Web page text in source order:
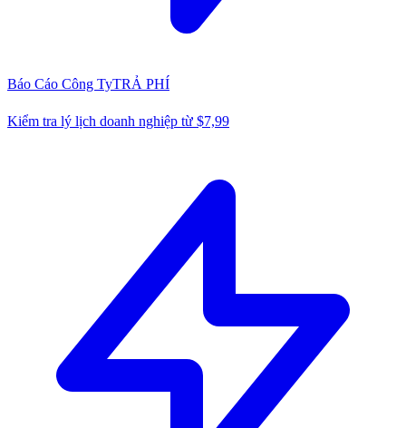
Báo Cáo Công TyTRẢ PHÍ
Kiểm tra lý lịch doanh nghiệp từ $7,99